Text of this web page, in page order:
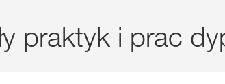
praktyk i prac